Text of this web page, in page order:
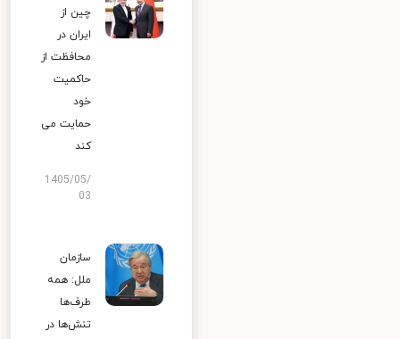
چین از
ایران در
محافظت از
حاکمیت
خود
حمایت می
کند
1405/05/
03
سازمان
ملل: همه
طرف‌ها
تنش‌ها در